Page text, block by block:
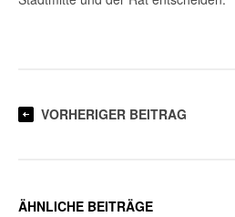
VORHERIGER BEITRAG
ÄHNLICHE BEITRÄGE